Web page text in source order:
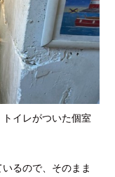
イレがついた個室
るので、そのまま